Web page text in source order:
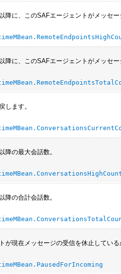
降に、このSAFエージェントがメッセ
降に、このSAFエージェントがメッセ
します。
降の最大会話数。
降の合計会話数。
が現在メッセージの受信を休止している